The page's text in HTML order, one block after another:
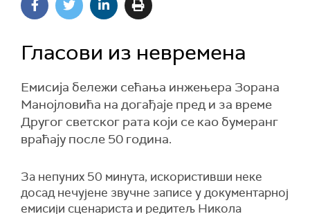
Гласови из невремена
Емисија бележи сећања инжењера Зорана
Манојловића на догађаје пред и за време
Другог светског рата који се као бумеранг
враћају после 50 година.
За непуних 50 минута, искористивши неке
досад нечујене звучне записе у документарној
емисији сценариста и редитељ Никола